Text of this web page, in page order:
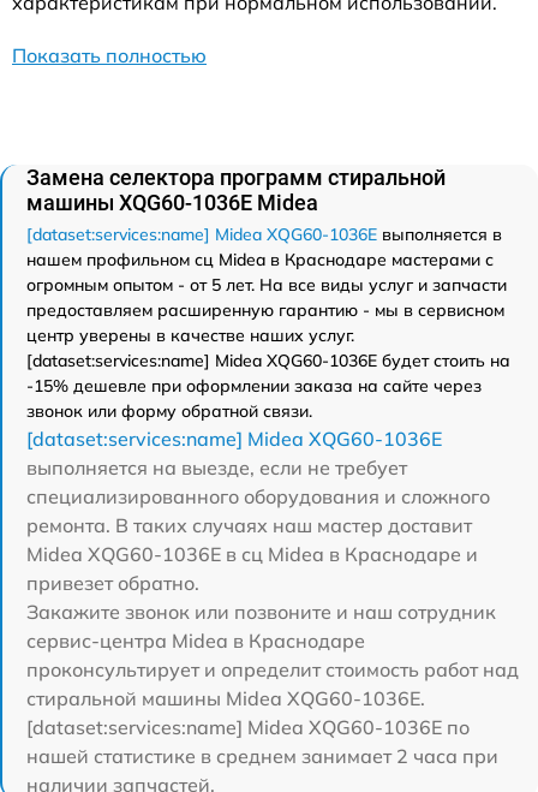
Показать полностью
Замена селектора программ стиральной
машины XQG60-1036E Midea
[dataset:services:name] Midea XQG60-1036E выполняется в
нашем профильном сц Midea в Краснодаре мастерами с
огромным опытом - от 5 лет. На все виды услуг и запчасти
предоставляем расширенную гарантию - мы в сервисном
центр уверены в качестве наших услуг.
[dataset:services:name] Midea XQG60-1036E будет стоить на
-15% дешевле при оформлении заказа на сайте через
звонок или форму обратной связи.
[dataset:services:name] Midea XQG60-1036E
выполняется на выезде, если не требует
специализированного оборудования и сложного
ремонта. В таких случаях наш мастер доставит
Midea XQG60-1036E в сц Midea в Краснодаре и
привезет обратно.
Закажите звонок или позвоните и наш сотрудник
сервис-центра Midea в Краснодаре
проконсультирует и определит стоимость работ над
стиральной машины Midea XQG60-1036E.
[dataset:services:name] Midea XQG60-1036E по
нашей статистике в среднем занимает 2 часа при
наличии запчастей.